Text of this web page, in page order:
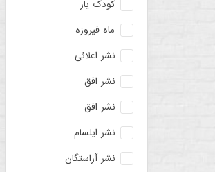
کودک یار
ماه فیروزه
نشر اعلائی
نشر افق
نشر افق
نشر ایلسام
نشر آراستگان